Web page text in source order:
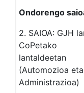
Ondorengo
2. SAIOA: GJH
CoPetako
lantaldeetan
(Automozioa eta
Administrazioa)